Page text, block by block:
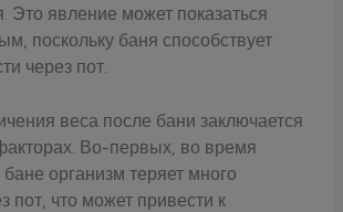
Это явление может показаться
поскольку баня способствует
через пот.
веса после бани заключается
Во-первых, во время
организм теряет много
пот, что может привести к